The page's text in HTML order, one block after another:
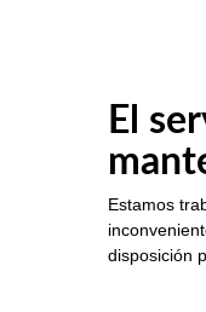
El
Estamos
disposición